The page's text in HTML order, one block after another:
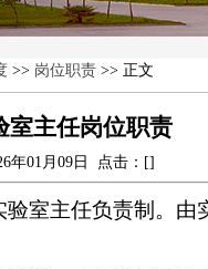
>> 岗位职责 >> 正文
室主任岗位职责
年01月09日 点击：[]
室主任负责制。